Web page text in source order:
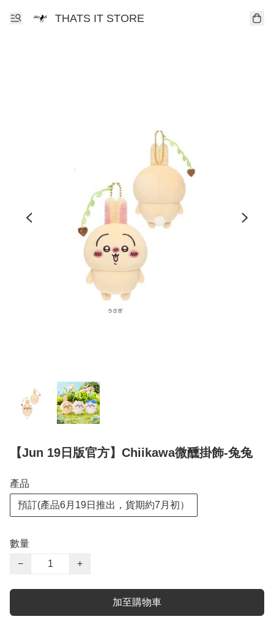
THATS IT STORE
【Jun 19日版官方】Chiikawa微醺掛飾-兔兔
產品
預訂(產品6月19日推出，貨期約7月初）
數量
−
+
加至購物車